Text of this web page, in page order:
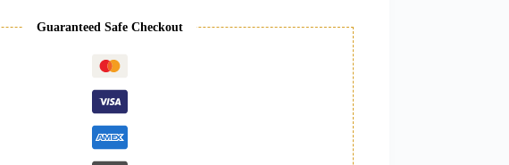
Guaranteed Safe Checkout